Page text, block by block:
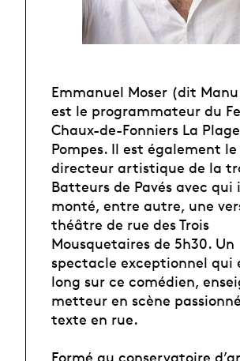
Emmanuel Moser (dit Manu
est le programmateur du
Chaux-de-Fonniers La
Pompes. Il est également le
directeur artistique de la
Batteurs de Pavés avec qui
monté, entre autre, une
théâtre de rue des Trois
Mousquetaires de 5h30. Un
spectacle exceptionnel qui
long sur ce comédien,
metteur en scène
texte en rue.
Formé au conservatoire